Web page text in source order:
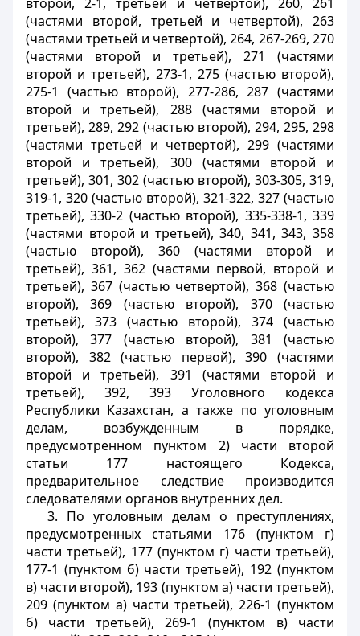
(частями второй, третьей и четвертой), 263
(частями третьей и четвертой), 264, 267-269, 270
(частями второй и третьей), 271 (частями
второй и третьей), 273-1, 275 (частью второй),
275-1 (частью второй), 277-286, 287 (частями
второй и третьей), 288 (частями второй и
третьей), 289, 292 (частью второй), 294, 295, 298
(частями третьей и четвертой), 299 (частями
второй и третьей), 300 (частями второй и
третьей), 301, 302 (частью второй), 303-305, 319,
319-1, 320 (частью второй), 321-322, 327 (частью
третьей), 330-2 (частью второй), 335-338-1, 339
(частями второй и третьей), 340, 341, 343, 358
(частью второй), 360 (частями второй и
третьей), 361, 362 (частями первой, второй и
третьей), 367 (частью четвертой), 368 (частью
второй), 369 (частью второй), 370 (частью
третьей), 373 (частью второй), 374 (частью
второй), 377 (частью второй), 381 (частью
второй), 382 (частью первой), 390 (частями
второй и третьей), 391 (частями второй и
третьей), 392, 393 Уголовного кодекса
Республики Казахстан, а также по уголовным
делам, возбужденным в порядке,
предусмотренном пунктом 2) части второй
статьи 177 настоящего Кодекса,
предварительное следствие производится
следователями органов внутренних дел.
3. По уголовным делам о преступлениях,
предусмотренных статьями 176 (пунктом г)
части третьей), 177 (пунктом г) части третьей),
177-1 (пунктом б) части третьей), 192 (пунктом
в) части второй), 193 (пунктом а) части третьей),
209 (пунктом а) части третьей), 226-1 (пунктом
б) части третьей), 269-1 (пунктом в) части